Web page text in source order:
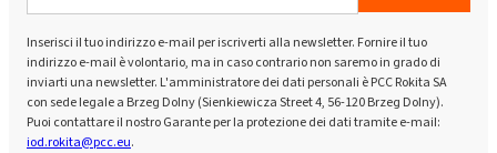
Inserisci il tuo indirizzo e-mail per iscriverti alla newsletter. Fornire il tuo
indirizzo e-mail è volontario, ma in caso contrario non saremo in grado di
inviarti una newsletter. L'amministratore dei dati personali è PCC Rokita SA
con sede legale a Brzeg Dolny (Sienkiewicza Street 4, 56-120 Brzeg Dolny).
Puoi contattare il nostro Garante per la protezione dei dati tramite e-mail:
iod.rokita@pcc.eu.